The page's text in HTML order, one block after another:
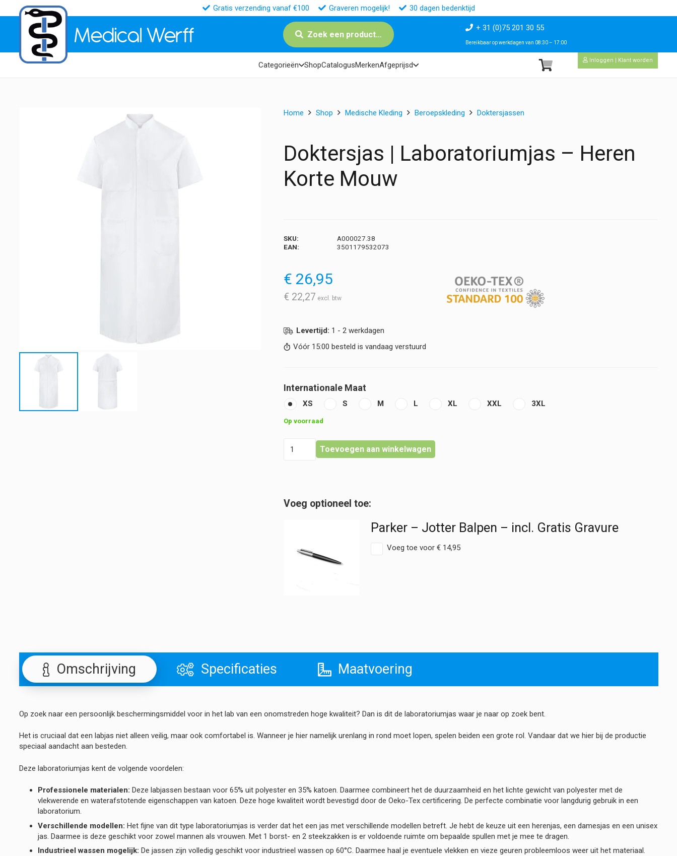
Gratis verzending vanaf €100 Graveren mogelijk! 30 dagen bedenktijd
MedicalWerff Zoek een product…
+ 31 (0)75 201 30 55
Bereikbaar op werkdagen van 08:30 – 17:00
Categorieën ShopCatalogusMerkenAfgeprijsd
Inloggen | Klant worden
Home Shop Medische Kleding Beroepskleding Doktersjassen
Doktersjas | Laboratoriumjas – Heren
Korte Mouw
SKU:
A000027.38
EAN:
3501179532073
€ 26,95
€ 22,27
Levertijd: 1 - 2 werkdagen
Vóór 15:00 besteld is vandaag verstuurd
Internationale Maat
XS S M L XL XXL 3XL
Op voorraad
Doktersjas
Mouw
Toevoegen aan winkelwagen
Parker – Jotter Balpen – incl. Gratis Gravure
Voeg toe voor €14,95
Omschrijving Specificaties Maatvoering
Op zoek naar een persoonlijk beschermingsmiddel voor in het lab van een onomstreden hoge kwaliteit? Dan is dit de laboratoriumjas waar je naar op zoek bent.
Het is cruciaal dat een labjas niet alleen veilig, maar ook comfortabel is. Wanneer je hier namelijk urenlang in rond moet lopen, spelen beiden een grote rol. Vandaar dat we hier bij de productie
speciaal aandacht aan besteden.
Deze laboratoriumjas kent de volgende voordelen:
Professionele materialen: Deze labjassen bestaan voor 65% uit polyester en 35% katoen. Daarmee combineert het de duurzaamheid en het lichte gewicht van polyester met de
vlekwerende en waterafstotende eigenschappen van katoen. Deze hoge kwaliteit wordt bevestigd door de Oeko-Tex certificering. De perfecte combinatie voor langdurig gebruik in een
laboratorium.
Verschillende modellen: Het fijne van dit type laboratoriumjas is verder dat het een jas met verschillende modellen betreft. Je hebt de keuze uit een herenjas, een damesjas en een unisex
jas. Daarmee is deze geschikt voor zowel mannen als vrouwen. Met 1 borst- en 2 steekzakken is er voldoende ruimte om bepaalde spullen met je mee te dragen.
Industrieel wassen mogelijk: De jassen zijn volledig geschikt voor industrieel wassen op 60°C. Daarmee haal je eventuele vlekken en vieze geuren probleemloos weer uit het materiaal.